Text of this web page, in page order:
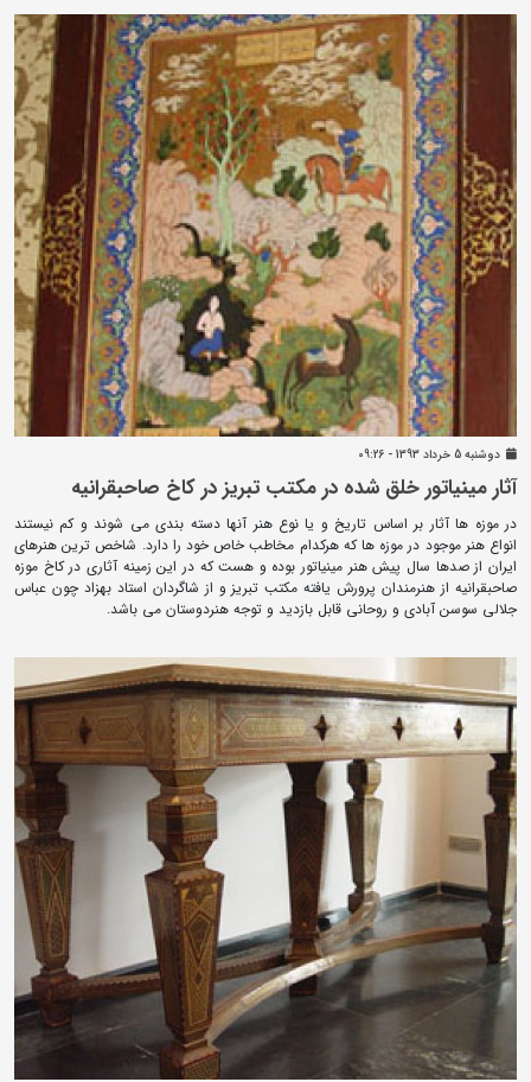
دوشنبه 5 خرداد 1393 - 09:26
آثار مینیاتور خلق شده در مکتب تبریز در کاخ صاحبقرانیه
در موزه ها آثار بر اساس تاریخ و یا نوع هنر آنها دسته بندی می شوند و کم نیستند
انواع هنر موجود در موزه ها که هرکدام مخاطب خاص خود را دارد. شاخص ترین هنرهای
ایران از صدها سال پیش هنر مینیاتور بوده و هست که در این زمینه آثاری در کاخ موزه
صاحبقرانیه از هنرمندان پرورش یافته مکتب تبریز و از شاگردان استاد بهزاد چون عباس
جلالی سوسن آبادی و روحانی قابل بازدید و توجه هنردوستان می باشد.